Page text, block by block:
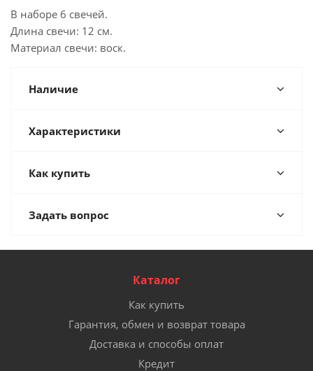
В наборе 6 свечей.
Длина свечи: 12 см.
Материал свечи: воск.
Наличие
Характеристики
Как купить
Задать вопрос
Каталог
Как купить
Гарантия, обмен и возврат товара
Доставка и способы оплат
Кредит